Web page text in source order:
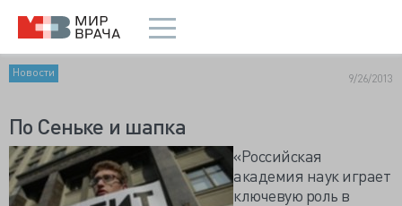
Новости 9/26/2013
По Сеньке и шапка
«Российская
академия наук играет
ключевую роль в